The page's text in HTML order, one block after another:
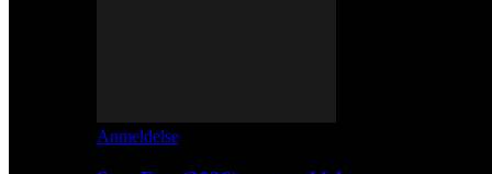
Anmeldelse